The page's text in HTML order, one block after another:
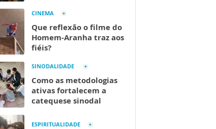
CINEMA
Que reflexão o filme do
Homem-Aranha traz aos
fiéis?
SINODALIDADE
Como as metodologias
ativas fortalecem a
catequese sinodal
ESPIRITUALIDADE